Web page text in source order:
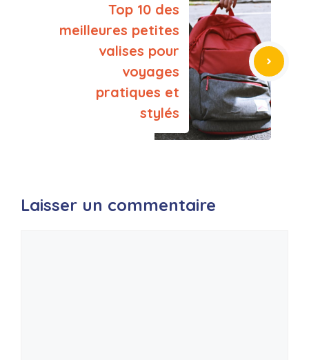
Top 10 des
meilleures petites
valises pour
voyages
pratiques et
stylés
Laisser un commentaire